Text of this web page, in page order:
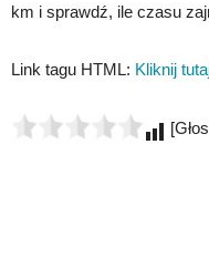
km i sprawdź, ile czasu
Link tagu HTML: Kliknij